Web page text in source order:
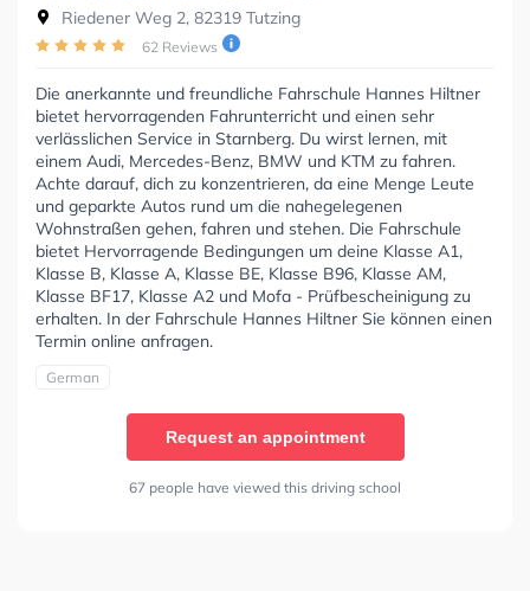
Riedener Weg 2, 82319 Tutzing
62 Reviews
Die anerkannte und freundliche Fahrschule Hannes Hiltner
bietet hervorragenden Fahrunterricht und einen sehr
verlässlichen Service in Starnberg. Du wirst lernen, mit
einem Audi, Mercedes-Benz, BMW und KTM zu fahren.
Achte darauf, dich zu konzentrieren, da eine Menge Leute
und geparkte Autos rund um die nahegelegenen
Wohnstraßen gehen, fahren und stehen. Die Fahrschule
bietet Hervorragende Bedingungen um deine Klasse A1,
Klasse B, Klasse A, Klasse BE, Klasse B96, Klasse AM,
Klasse BF17, Klasse A2 und Mofa - Prüfbescheinigung zu
erhalten. In der Fahrschule Hannes Hiltner Sie können einen
Termin online anfragen.
German
Request an appointment
67 people have viewed this driving school